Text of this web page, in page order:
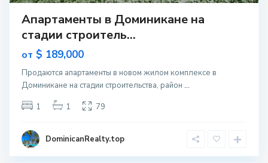
Апартаменты в Доминикане на
стадии строитель...
от $ 189,000
Продаются апартаменты в новом жилом комплексе в
Доминикане на стадии строительства, район ...
1
1 79
DominicanRealty.top